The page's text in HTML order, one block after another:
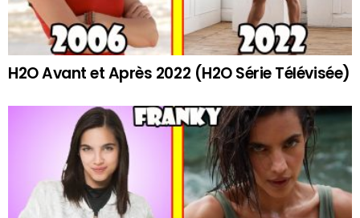
H2O Avant et Après 2022 (H2O Série Télévisée)